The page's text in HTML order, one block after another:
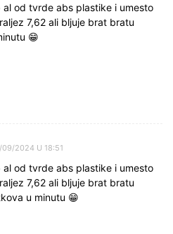
al od tvrde abs plastike i umesto
7,62 ali bljuje brat bratu
😁
09/2024 U 18:51
al od tvrde abs plastike i umesto
7,62 ali bljuje brat bratu
u minutu 😁